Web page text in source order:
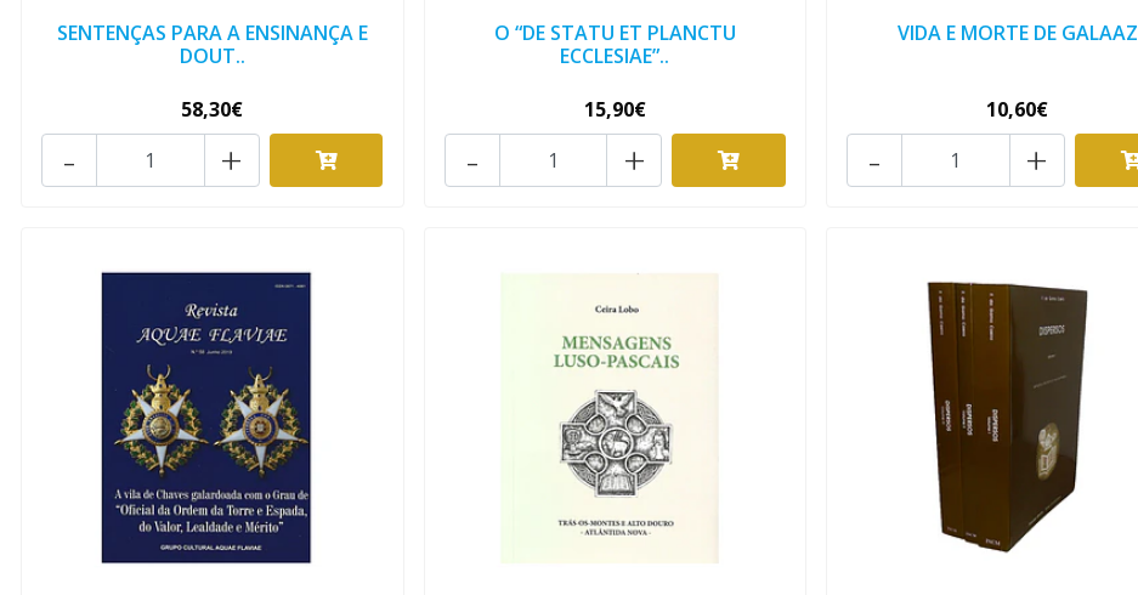
SENTENÇAS PARA A ENSINANÇA E
DOUT..
58,30€
+
-
O “DE STATU ET PLANCTU
ECCLESIAE”..
15,90€
+
-
VIDA E MORTE DE GALAAZ
10,60€
+
-